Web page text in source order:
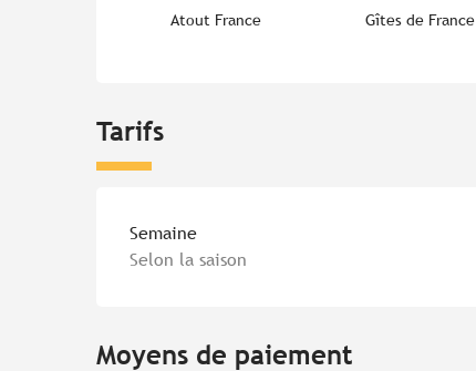
Atout France Gîtes de France
Tarifs
Tarifs 2026
Semaine
Selon la saison
Moyens de paiement